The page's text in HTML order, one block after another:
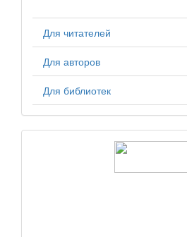
Для читателей
Для авторов
Для библиотек